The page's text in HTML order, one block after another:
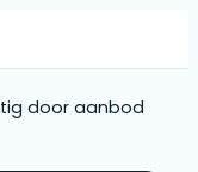
door aanbod